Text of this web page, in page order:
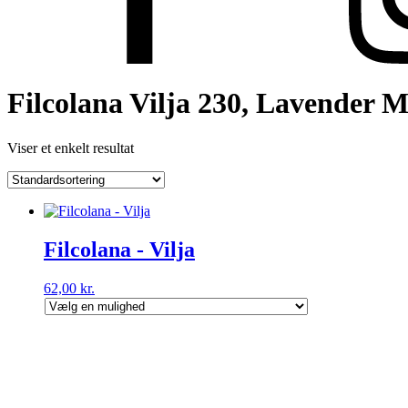
Filcolana Vilja 230, Lavender
Viser et enkelt resultat
Filcolana - Vilja
62,00 kr.